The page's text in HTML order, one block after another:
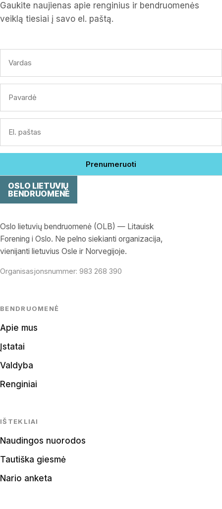
Gaukite naujienas apie renginius ir bendruomenės
veiklą tiesiai į savo el. paštą.
Prenumeruoti
OSLO LIETUVIŲ
BENDRUOMENĖ
Oslo lietuvių bendruomenė (OLB) — Litauisk
Forening i Oslo. Ne pelno siekianti organizacija,
vienijanti lietuvius Osle ir Norvegijoje.
Organisasjonsnummer: 983 268 390
BENDRUOMENĖ
Apie mus
Įstatai
Valdyba
Renginiai
IŠTEKLIAI
Naudingos nuorodos
Tautiška giesmė
Nario anketa